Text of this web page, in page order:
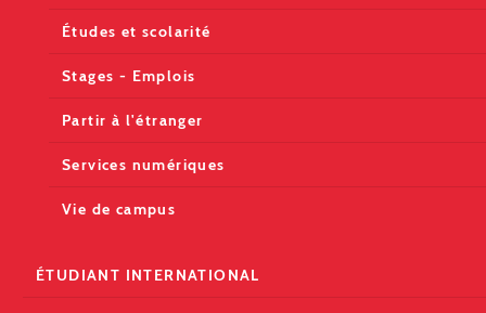
Études et scolarité
Stages - Emplois
Partir à l'étranger
Services numériques
Vie de campus
ÉTUDIANT INTERNATIONAL